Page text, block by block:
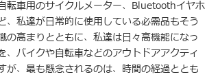
転車用のサイクルメーター、Bluetoothイヤホ
、私達が日常的に使用している必需品もそう
の高まりとともに、私達は日々高機能になっ
、バイクや自転車などのアウトドアアクティ
が、最も懸念されるのは、時間の経過ととも